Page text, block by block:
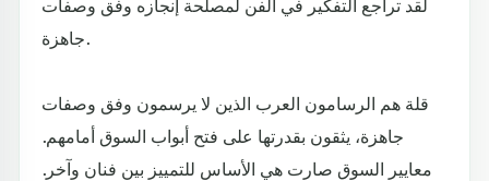
جاهزة.
قلة هم الرسامون العرب الذين لا يرسمون وفق وصفات
جاهزة، يثقون بقدرتها على فتح أبواب السوق أمامهم.
معايير السوق صارت هي الأساس للتمييز بين فنان وآخر.